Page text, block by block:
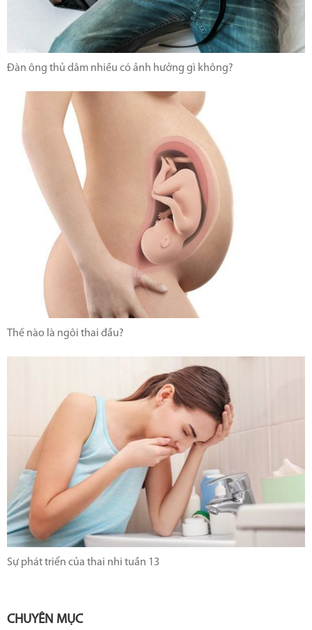
Đàn ông thủ dâm nhiều có ảnh hưởng gì không?
Thế nào là ngôi thai đầu?
Sự phát triển của thai nhi tuần 13
CHUYÊN MỤC